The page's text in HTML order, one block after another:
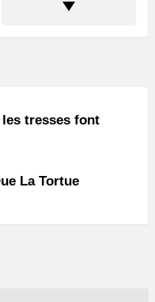
les tresses font
La Tortue